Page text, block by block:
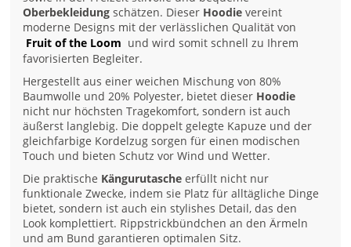
Oberbekleidung schätzen. Dieser Hoodie vereint
moderne Designs mit der verlässlichen Qualität von
Fruit of the Loom und wird somit schnell zu Ihrem
favorisierten Begleiter.
Hergestellt aus einer weichen Mischung von 80%
Baumwolle und 20% Polyester, bietet dieser Hoodie
nicht nur höchsten Tragekomfort, sondern ist auch
äußerst langlebig. Die doppelt gelegte Kapuze und der
gleichfarbige Kordelzug sorgen für einen modischen
Touch und bieten Schutz vor Wind und Wetter.
Die praktische Kängurutasche erfüllt nicht nur
funktionale Zwecke, indem sie Platz für alltägliche Dinge
bietet, sondern ist auch ein stylishes Detail, das den
Look komplettiert. Rippstrickbündchen an den Ärmeln
und am Bund garantieren optimalen Sitz.